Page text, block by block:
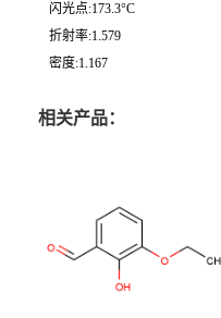
闪光点:173.3°C
折射率:1.579
密度:1.167
相关产品：